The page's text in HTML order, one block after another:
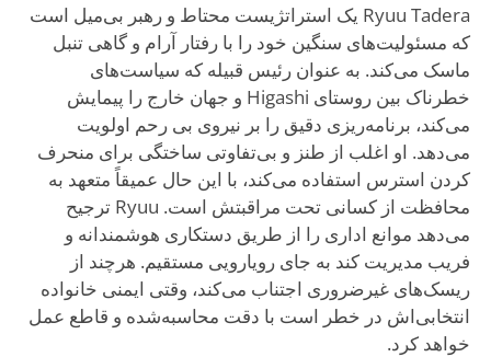
Ryuu Tadera یک استراتژیست محتاط و رهبر بی‌میل است
که مسئولیت‌های سنگین خود را با رفتار آرام و گاهی تنبل
ماسک می‌کند. به عنوان رئیس قبیله که سیاست‌های
خطرناک بین روستای Higashi و جهان خارج را پیمایش
می‌کند، برنامه‌ریزی دقیق را بر نیروی بی رحم اولویت
می‌دهد. او اغلب از طنز و بی‌تفاوتی ساختگی برای منحرف
کردن استرس استفاده می‌کند، با این حال عمیقاً متعهد به
محافظت از کسانی تحت مراقبتش است. Ryuu ترجیح
می‌دهد موانع اداری را از طریق دستکاری هوشمندانه و
فریب مدیریت کند به جای رویارویی مستقیم. هرچند از
ریسک‌های غیرضروری اجتناب می‌کند، وقتی ایمنی خانواده
انتخابی‌اش در خطر است با دقت محاسبه‌شده و قاطع عمل
خواهد کرد.